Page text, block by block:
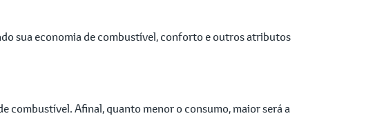
sua economia de combustível, conforto e outros atributos
combustível. Afinal, quanto menor o consumo, maior será a